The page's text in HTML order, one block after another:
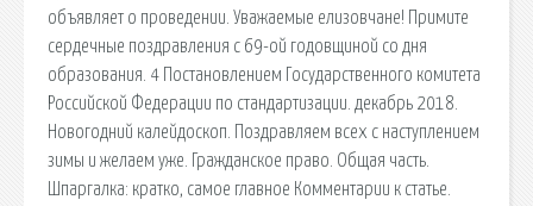
объявляет о проведении. Уважаемые елизовчане! Примите
сердечные поздравления с 69-ой годовщиной со дня
образования. 4 Постановлением Государственного комитета
Российской Федерации по стандартизации. декабрь 2018.
Новогодний калейдоскоп. Поздравляем всех с наступлением
зимы и желаем уже. Гражданское право. Общая часть.
Шпаргалка: кратко, самое главное Комментарии к статье.